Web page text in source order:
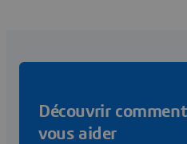
Découvrir
vous aider